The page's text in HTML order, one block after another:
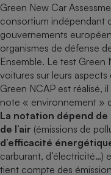
Green New Car
consortium indépendant
gouvernements
organismes de défense
Ensemble. Le test
voitures sur leurs
Green NCAP est réalisé,
note « environnement »
La notation dépend
de l’air (émissions de
d’efficacité
carburant, d’électricité…)
tient compte des